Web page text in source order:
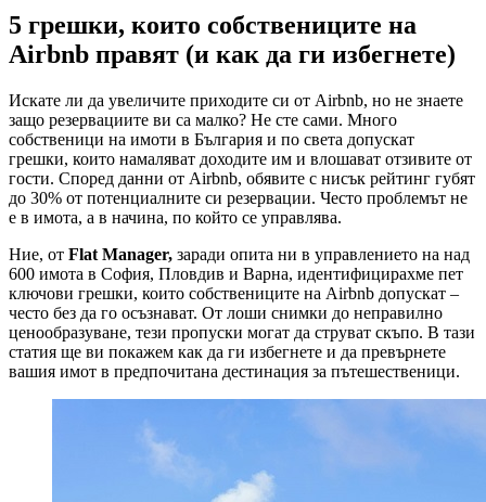
5 грешки, които собствениците на
Airbnb правят (и как да ги избегнете)
Искате ли да увеличите приходите си от Airbnb, но не знаете
защо резервациите ви са малко? Не сте сами. Много
собственици на имоти в България и по света допускат
грешки, които намаляват доходите им и влошават отзивите от
гости. Според данни от Airbnb, обявите с нисък рейтинг губят
до 30% от потенциалните си резервации. Често проблемът не
е в имота, а в начина, по който се управлява.
Ние, от Flat Manager, заради опита ни в управлението на над
600 имота в София, Пловдив и Варна, идентифицирахме пет
ключови грешки, които собствениците на Airbnb допускат –
често без да го осъзнават. От лоши снимки до неправилно
ценообразуване, тези пропуски могат да струват скъпо. В тази
статия ще ви покажем как да ги избегнете и да превърнете
вашия имот в предпочитана дестинация за пътешественици.